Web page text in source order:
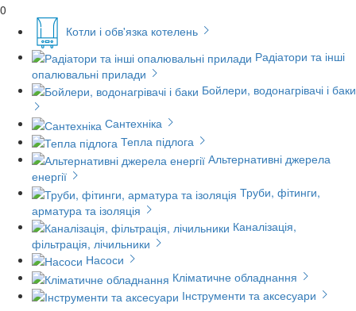
0
Котли і обв'язка котелень
Радіатори та інші
опалювальні прилади
Бойлери, водонагрівачі і баки
Сантехніка
Тепла підлога
Альтернативні джерела
енергії
Труби, фітинги,
арматура та ізоляція
Каналізація,
фільтрація, лічильники
Насоси
Кліматичне обладнання
Інструменти та аксесуари